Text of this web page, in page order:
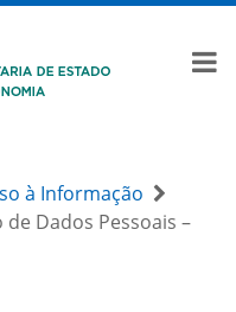
à Informação
Dados Pessoais –